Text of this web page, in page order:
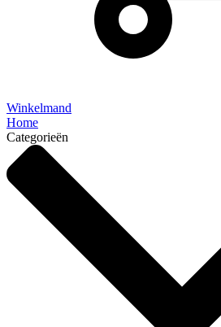
Winkelmand
Home
Categorieën